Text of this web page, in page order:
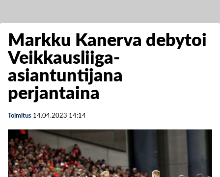
Markku Kanerva debytoi
Veikkausliiga-
asiantuntijana
perjantaina
Toimitus 14.04.2023 14:14